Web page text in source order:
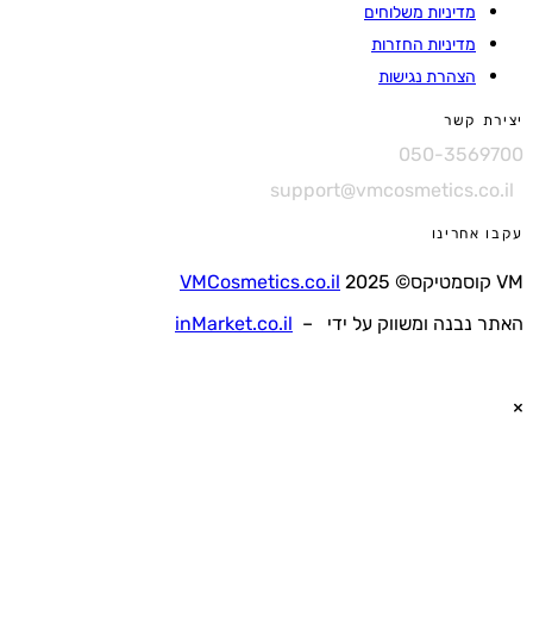
מדיניות משלוחים
מדיניות החזרות
הצהרת נגישות
קשר
050-
אחרינו
VMCosmetics.co.il
נבנה ומשווק על ידי –inMarket.co.il